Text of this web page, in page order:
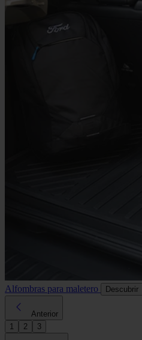
Alfombras para maletero Descubrir
Anterior
1
2 3